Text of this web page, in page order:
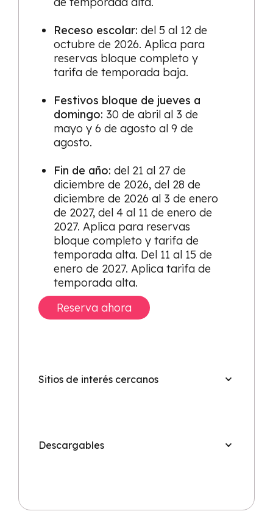
Receso escolar: del 5 al 12 de
octubre de 2026. Aplica para
reservas bloque completo y
tarifa de temporada baja.
Festivos bloque de jueves a
domingo: 30 de abril al 3 de
mayo y 6 de agosto al 9 de
agosto.
Fin de año: del 21 al 27 de
diciembre de 2026, del 28 de
diciembre de 2026 al 3 de enero
de 2027, del 4 al 11 de enero de
2027. Aplica para reservas
bloque completo y tarifa de
temporada alta. Del 11 al 15 de
enero de 2027. Aplica tarifa de
temporada alta.
Reserva ahora
Sitios de interés cercanos
Descargables